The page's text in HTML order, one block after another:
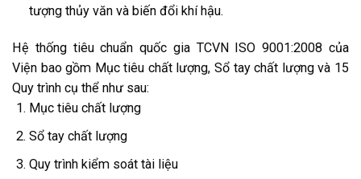
tượng thủy văn và biến đổi khí hậu.
Hệ thống tiêu chuẩn quốc gia TCVN ISO 9001:2008 của
Viện bao gồm Mục tiêu chất lượng, Sổ tay chất lượng và 15
Quy trình cụ thể như sau:
Mục tiêu chất lượng
Sổ tay chất lượng
Quy trình kiểm soát tài liệu